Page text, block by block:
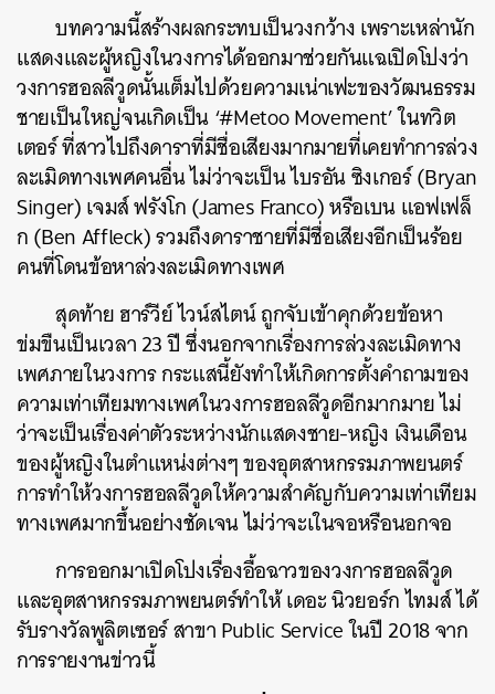
บทความนี้สร้างผลกระทบเป็นวงกว้าง เพราะเหล่านัก
แสดงและผู้หญิงในวงการได้ออกมาช่วยกันแฉเปิดโปงว่า
วงการฮอลลีวูดนั้นเต็มไปด้วยความเน่าเฟะของวัฒนธรรม
ชายเป็นใหญ่จนเกิดเป็น ‘#MetooMovement’ ในทวิต
เตอร์ ที่สาวไปถึงดาราที่มีชื่อเสียงมากมายที่เคยทำการล่วง
ละเมิดทางเพศคนอื่น ไม่ว่าจะเป็น ไบรอัน ซิงเกอร์ (Bryan
Singer) เจมส์ ฟรังโก (James Franco) หรือเบน แอฟเฟล็
ก (Ben Affleck) รวมถึงดาราชายที่มีชื่อเสียงอีกเป็นร้อย
คนที่โดนข้อหาล่วงละเมิดทางเพศ
สุดท้าย ฮาร์วีย์ ไวน์สไตน์ ถูกจับเข้าคุกด้วยข้อหา
ข่มขืนเป็นเวลา 23 ปี ซึ่งนอกจากเรื่องการล่วงละเมิดทาง
เพศภายในวงการ กระแสนี้ยังทำให้เกิดการตั้งคำถามของ
ความเท่าเทียมทางเพศในวงการฮอลลีวูดอีกมากมาย ไม่
ว่าจะเป็นเรื่องค่าตัวระหว่างนักแสดงชาย-หญิง เงินเดือน
ของผู้หญิงในตำแหน่งต่างๆ ของอุตสาหกรรมภาพยนตร์
การทำให้วงการฮอลลีวูดให้ความสำคัญกับความเท่าเทียม
ทางเพศมากขึ้นอย่างชัดเจน ไม่ว่าจะเในจอหรือนอกจอ
การออกมาเปิดโปงเรื่องอื้อฉาวของวงการฮอลลีวูด
และอุตสาหกรรมภาพยนตร์ทำให้ เดอะ นิวยอร์ก ไทมส์ ได้
รับรางวัลพูลิตเซอร์ สาขา Public Service ในปี 2018 จาก
การรายงานข่าวนี้